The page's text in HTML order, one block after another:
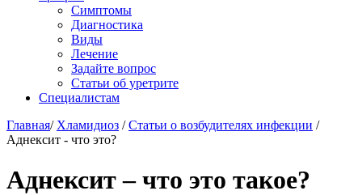
Симптомы
Диагностика
Виды
Лечение
Задайте вопрос
Статьи об уретрите
Специалистам
Главная/Хламидиоз /Статьи о возбудителях инфекции /
Аднексит - что это?
Аднексит – что это такое?